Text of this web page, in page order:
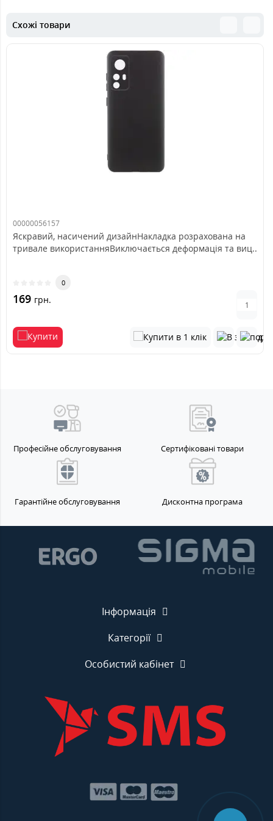
Схожі товари
00000056157
Яскравий, насичений дизайнНакладка розрахована на
тривале використанняВиключається деформація та виц..
0
169 грн.
Професійне обслуговування Сертифіковані товари
Гарантійне обслуговування Дисконтна програма
Інформація
Категорії
Особистий кабінет